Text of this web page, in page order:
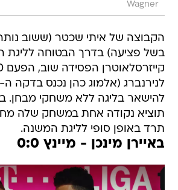
Wagner
הקבוצה של איתי שכטר (ששוב
בשל פציעה) בדרך הבטוחה לליגת
להישאר בליגה ללא משחקי מבחן.
תוציא נקודה אחת במשחק שלה
תרד באופן סופי לליגת המשנה.
באיירן מינכן - מיינץ 0:0